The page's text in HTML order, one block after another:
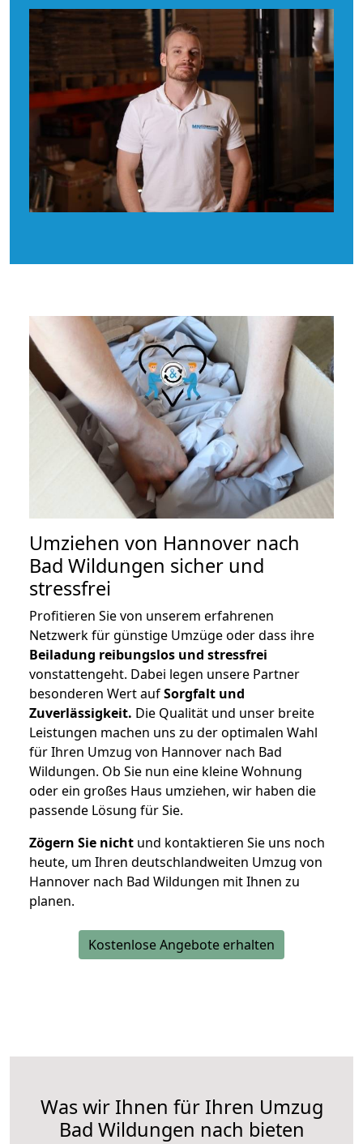
Umziehen von Hannover nach
Bad Wildungen sicher und
stressfrei
Profitieren Sie von unserem erfahrenen
Netzwerk für günstige Umzüge oder dass ihre
Beiladung reibungslos und stressfrei
vonstattengeht. Dabei legen unsere Partner
besonderen Wert aufSorgfalt und
Zuverlässigkeit. Die Qualität und unser breite
Leistungen machen uns zu der optimalen Wahl
für Ihren Umzug von Hannover nach Bad
Wildungen. Ob Sie nun eine kleine Wohnung
oder ein großes Haus umziehen, wir haben die
passende Lösung für Sie.
Zögern Sie nicht und kontaktieren Sie uns noch
heute, um Ihren deutschlandweiten Umzug von
Hannover nach Bad Wildungen mit Ihnen zu
planen.
Kostenlose Angebote erhalten
Was wir Ihnen für Ihren Umzug
Bad Wildungen nach bieten